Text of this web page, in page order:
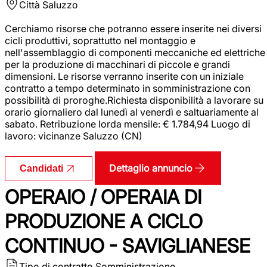
Città Saluzzo
Cerchiamo risorse che potranno essere inserite nei diversi
cicli produttivi, soprattutto nel montaggio e
nell'assemblaggio di componenti meccaniche ed elettriche
per la produzione di macchinari di piccole e grandi
dimensioni. Le risorse verranno inserite con un iniziale
contratto a tempo determinato in somministrazione con
possibilità di proroghe.Richiesta disponibilità a lavorare su
orario giornaliero dal lunedì al venerdì e saltuariamente al
sabato. Retribuzione lorda mensile: € 1.784,94 Luogo di
lavoro: vicinanze Saluzzo (CN)
Candidati Dettaglio annuncio
OPERAIO / OPERAIA DI
PRODUZIONE A CICLO
CONTINUO - SAVIGLIANESE